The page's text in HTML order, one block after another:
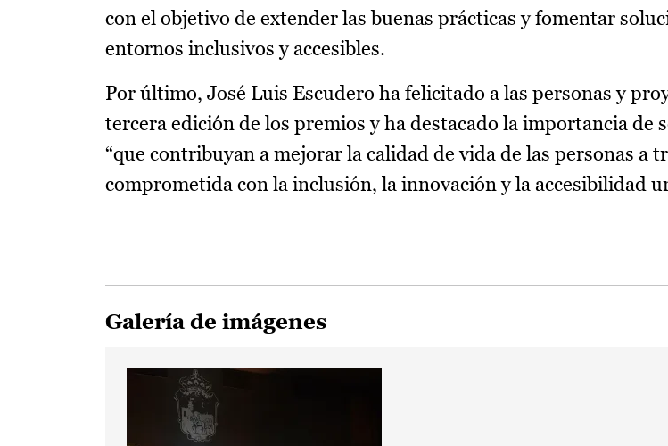
con el objetivo de extender las buenas prácticas y fomentar
entornos inclusivos y accesibles.
Por último, José Luis Escudero ha felicitado a las personas y
tercera edición de los premios y ha destacado la importancia de
“que contribuyan a mejorar la calidad de vida de las personas a
comprometida con la inclusión, la innovación y la accesibilidad
Galería de imágenes